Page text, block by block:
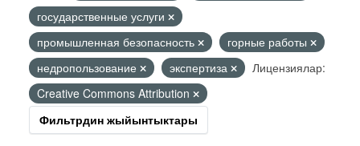
государственные услуги
промышленная безопасность
горные работы
недропользование
экспертиза
Лицензиялар:
Creative Commons Attribution
Фильтрдин жыйынтыктары